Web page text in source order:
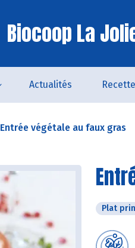
Biocoop La
Actualités
Entrée végétale au faux gras
Plat